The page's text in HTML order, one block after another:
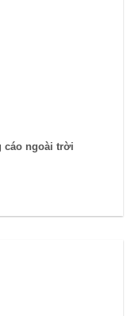
cáo ngoài trời